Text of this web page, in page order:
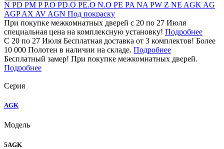
N PD PM PP.O PD.O PE.O N.O PE PA NA PW Z NE AGK AG
AGPAX AV AGN Под покраску
При покупке межкомнатных дверей c 20 по 27 Июля
специальная цена на комплексную установку! Подробнее
С 20 по 27 Июля Бесплатная доставка от 3 комплектов! Более
10 000 Полотен в наличии на складе. Подробнее
Бесплатный замер! При покупке межкомнатных дверей.
Подробнее
Серия
AGK
Модель
5AGK